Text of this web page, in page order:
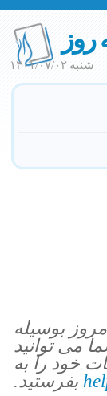
روز
شنبه ۱۴۰۱/۰۷/۰۲
بوسیله
می توانید
خود را به
بفرستید.